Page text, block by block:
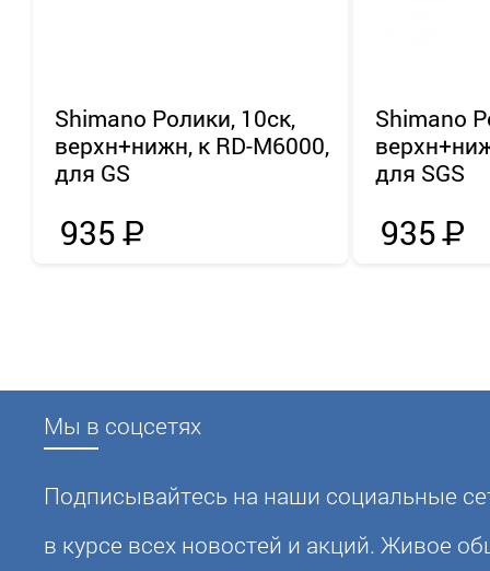
Shimano Ролики, 10ск,
верхн+нижн, к RD-M6000,
для GS
935Р
Shimano
для SGS
935Р
Мы в соцсетях
Подписывайтесь на наши социальные
в курсе всех новостей и акций. Живое